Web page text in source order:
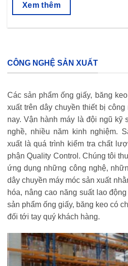
Xem thêm
CÔNG NGHỆ SẢN XUẤT
Các sản phẩm ống giấy, băng
xuất trên dây chuyền thiết bị
nay. Vận hành máy là đội ngũ kỹ
nghề, nhiều năm kinh nghiệm.
xuất là quá trình kiểm tra chất
phận Quality Control. Chúng tôi
ứng dụng những công nghệ,
dây chuyền máy móc sản xuất
hóa, nâng cao năng suất lao
sản phẩm ống giấy, băng keo có
đối tới tay quý khách hàng.